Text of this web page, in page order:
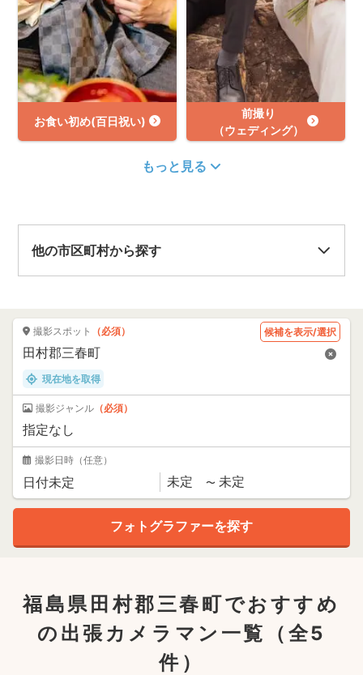
お食い初め(百日祝い)
前撮り
（ウェディング）
もっと見る
他の市区町村から探す
撮影スポット （必須） 候補を表示/選択
現在地を取得
撮影ジャンル （必須）
撮影日時 （任意）
福島県田村郡三春町でおすすめ
の出張カメラマン一覧
（全5
件）